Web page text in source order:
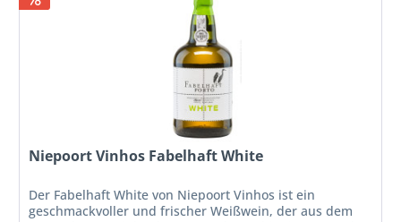
Niepoort Vinhos Fabelhaft White
Der Fabelhaft White von Niepoort Vinhos ist ein
geschmackvoller und frischer Weißwein, der aus dem